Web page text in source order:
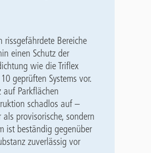
rissgefährdete Bereiche
einen Schutz der
wie die Triflex
geprüften Systems vor.
Parkflächen
schadlos auf –
provisorische, sondern
ist beständig gegenüber
zuverlässig vor